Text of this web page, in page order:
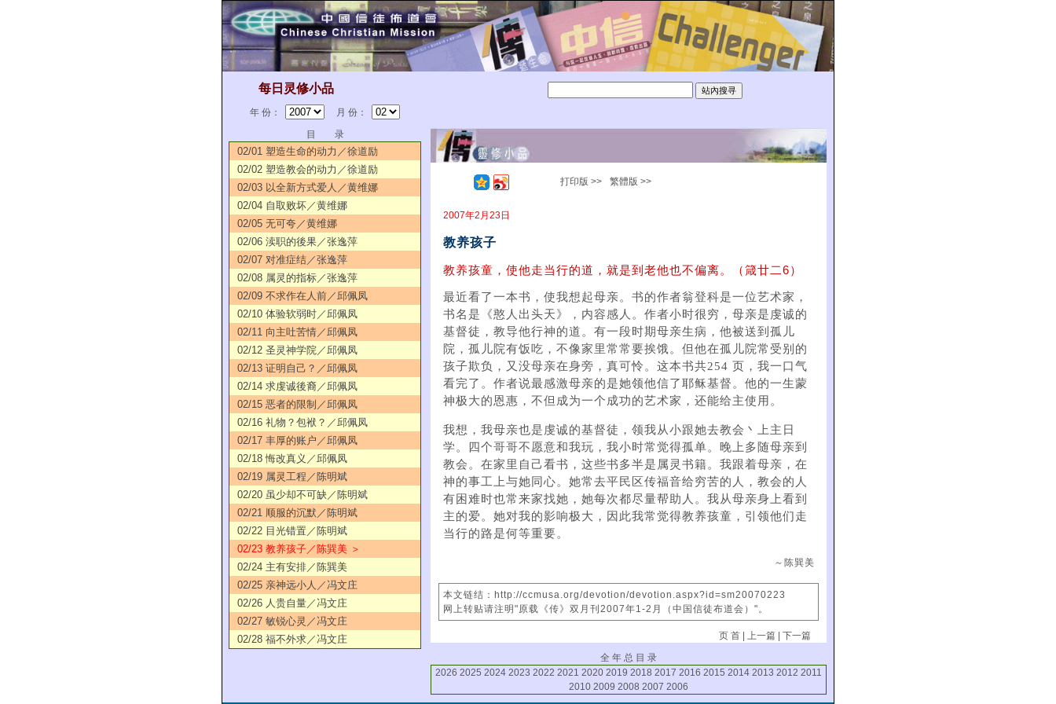
每日灵修小品
年 份：
月 份：
目 录
02/01 塑造生命的动力／徐道励
02/02 塑造教会的动力／徐道励
02/03 以全新方式爱人／黄维娜
02/04 自取败坏／黄维娜
02/05 无可夸／黄维娜
02/06 渎职的後果／张逸萍
02/07 对准症结／张逸萍
02/08 属灵的指标／张逸萍
02/09 不求作在人前／邱佩凤
02/10 体验软弱时／邱佩凤
02/11 向主吐苦情／邱佩凤
02/12 圣灵神学院／邱佩凤
02/13 证明自己？／邱佩凤
02/14 求虔诚後裔／邱佩凤
02/15 恶者的限制／邱佩凤
02/16 礼物？包袱？／邱佩凤
02/17 丰厚的账户／邱佩凤
02/18 悔改真义／邱佩凤
02/19 属灵工程／陈明斌
02/20 虽少却不可缺／陈明斌
02/21 顺服的沉默／陈明斌
02/22 目光错置／陈明斌
02/23 教养孩子／陈巽美 ＞
02/24 主有安排／陈巽美
02/25 亲神远小人／冯文庄
02/26 人贵自量／冯文庄
02/27 敏锐心灵／冯文庄
02/28 福不外求／冯文庄
打印版 >> 繁體版 >>
2007年2月23日
教养孩子
教养孩童，使他走当行的道，就是到老他也不偏离。（箴廿二6）
最近看了一本书，使我想起母亲。书的作者翁登科是一位艺术家，
书名是《憨人出头天》，内容感人。作者小时很穷，母亲是虔诚的
基督徒，教导他行神的道。有一段时期母亲生病，他被送到孤儿
院，孤儿院有饭吃，不像家里常常要挨饿。但他在孤儿院常受别的
孩子欺负，又没母亲在身旁，真可怜。这本书共254 页，我一口气
看完了。作者说最感激母亲的是她领他信了耶稣基督。他的一生蒙
神极大的恩惠，不但成为一个成功的艺术家，还能给主使用。
我想，我母亲也是虔诚的基督徒，领我从小跟她去教会丶上主日
学。四个哥哥不愿意和我玩，我小时常觉得孤单。晚上多随母亲到
教会。在家里自己看书，这些书多半是属灵书籍。我跟着母亲，在
神的事工上与她同心。她常去平民区传福音给穷苦的人，教会的人
有困难时也常来家找她，她每次都尽量帮助人。我从母亲身上看到
主的爱。她对我的影响极大，因此我常觉得教养孩童，引领他们走
当行的路是何等重要。
～陈巽美
本文链结：http://ccmusa.org/devotion/devotion.aspx?id=sm20070223
网上转贴请注明"原载《传》双月刊2007年1-2月（中国信徒布道会）"。
页 首 | 上一篇 |下一篇
全 年 总 目 录
2026 2025 2024 2023 2022 2021 2020 2019 2018 2017 2016 2015 2014 2013 2012 2011
2010 2009 2008 2007 2006